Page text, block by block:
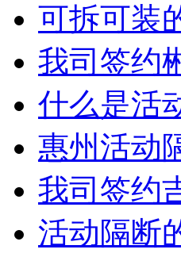
可拆可装
我司签约
什么是活
惠州活动
我司签约
活动隔断